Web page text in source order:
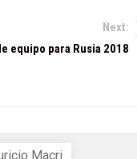
Next:
equipo para Rusia 2018
Macri